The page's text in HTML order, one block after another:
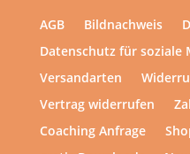
AGB Bildnachweis
Datenschutz für soziale
Versandarten
Vertrag widerrufen
Coaching Anfrage